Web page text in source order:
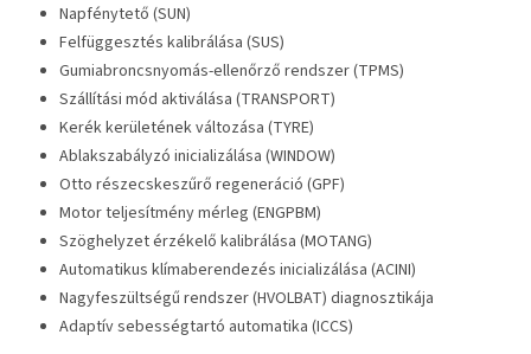
Napfénytető (SUN)
Felfüggesztés kalibrálása (SUS)
Gumiabroncsnyomás-ellenőrző rendszer (TPMS)
Szállítási mód aktiválása (TRANSPORT)
Kerék kerületének változása (TYRE)
Ablakszabályzó inicializálása (WINDOW)
Otto részecskeszűrő regeneráció (GPF)
Motor teljesítmény mérleg (ENGPBM)
Szöghelyzet érzékelő kalibrálása (MOTANG)
Automatikus klímaberendezés inicializálása (ACINI)
Nagyfeszültségű rendszer (HVOLBAT) diagnosztikája
Adaptív sebességtartó automatika (ICCS)